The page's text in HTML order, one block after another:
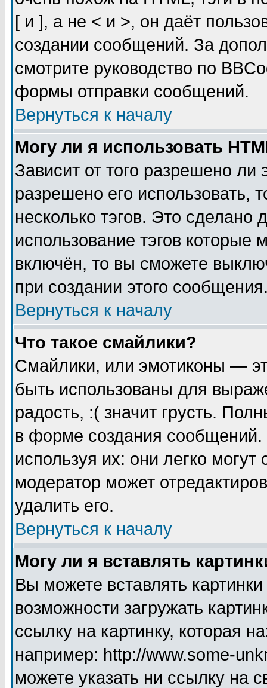
[ и ], а не < и >, он даёт
создании сообщений. За
смотрите руководство по
формы отправки сообщений.
Вернуться к началу
Могу ли я использовать
Зависит от того разрешено
разрешено его использовать,
несколько тэгов. Это сделано
использование тэгов
включён, то вы сможете
при создании этого
Вернуться к началу
Что такое смайлики?
Смайлики, или эмотиконы —
быть использованы для
радость, :( значит грусть.
в форме создания сообщений.
используя их: они легко
модератор может
удалить его.
Вернуться к началу
Могу ли я вставлять
Вы можете вставлять
возможности загружать
ссылку на картинку, которая
например: http://www.some-
можете указать ни ссылку на